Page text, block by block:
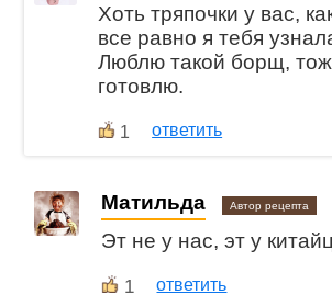
Хоть тряпочки у вас,
все равно я тебя
Люблю такой борщ,
готовлю.
1 ответить
Матильда Автор рецепта
Эт не у нас, эт у
1 ответить